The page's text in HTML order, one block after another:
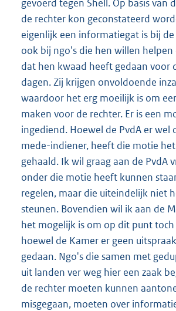
gevoerd tegen Shell. Op basis van
de rechter kon geconstateerd
eigenlijk een informatiegat is bij
ook bij ngo's die hen willen
dat hen kwaad heeft gedaan voor
dagen. Zij krijgen onvoldoende
waardoor het erg moeilijk is om
maken voor de rechter. Er is een
ingediend. Hoewel de PvdA er wel
mede-indiener, heeft die motie
gehaald. Ik wil graag aan de PvdA
onder die motie heeft kunnen
regelen, maar die uiteindelijk niet
steunen. Bovendien wil ik aan de
het mogelijk is om op dit punt
hoewel de Kamer er geen
gedaan. Ngo's die samen met
uit landen ver weg hier een zaak
de rechter moeten kunnen
misgegaan, moeten over